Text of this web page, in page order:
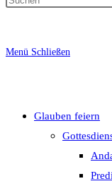
Menü Schließen
Glauben feiern